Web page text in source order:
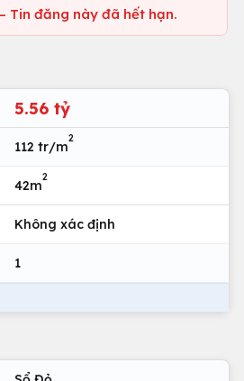
Tin đăng này đã hết hạn.
5.56 tỷ
112 tr/m
2
42m
2
Không xác định
1